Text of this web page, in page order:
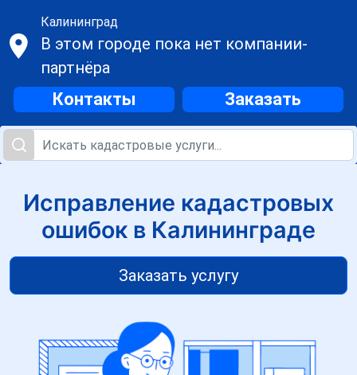
Калининград
В этом городе пока нет компании-
партнёра
Контакты Заказать
Исправление кадастровых
ошибок в Калининграде
Заказать услугу